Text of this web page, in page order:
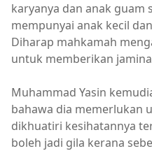
karyanya dan anak guam
mempunyai anak kecil
Diharap mahkamah
untuk memberikan
Muhammad Yasin
bahawa dia memerlukan
dikhuatiri kesihatannya
boleh jadi gila kerana